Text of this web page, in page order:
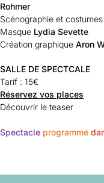
Rohmer
Scénographie et costumes
Masque Lydia Sevette
Création graphique Aron
SALLE DE SPECTCALE
Tarif : 15€
Réservez vos places
Découvrir le teaser
Spectacle programmé